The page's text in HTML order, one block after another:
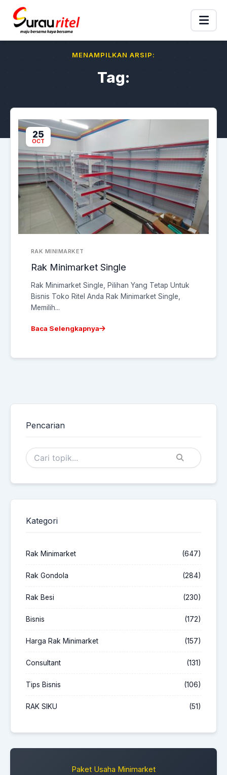
MENAMPILKAN ARSIP:
Tag:
25
OCT
RAK MINIMARKET
Rak Minimarket Single
Rak Minimarket Single, Pilihan Yang Tetap Untuk
Bisnis Toko Ritel Anda Rak Minimarket Single,
Memilih...
Baca Selengkapnya
Pencarian
Kategori
Rak Minimarket (647)
Rak Gondola (284)
Rak Besi (230)
Bisnis (172)
Harga Rak Minimarket (157)
Consultant (131)
Tips Bisnis (106)
RAK SIKU (51)
Paket Usaha Minimarket